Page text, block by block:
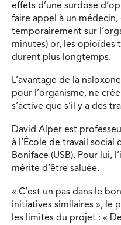
effets d’une surdose
faire appel à un
temporairement sur
minutes) or, les opioïdes
durent plus longtemps.
L’avantage de la
pour l’organisme, ne
s’active que s’il y a des
David Alper est
à l’École de travail social
Boniface (USB). Pour lui,
mérite d’être saluée.
« C’est un pas dans le
initiatives similaires », le
les limites du projet : «